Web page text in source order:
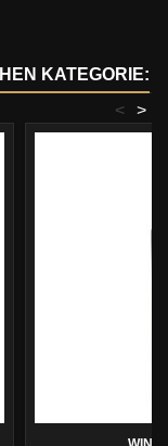
KATEGORIE:
>
<